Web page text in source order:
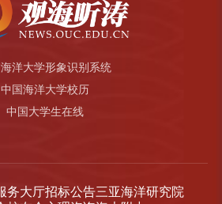
洋大学形象识别系统
中国海洋大学校历
中国大学生在线
务大厅招标公告三亚海洋研究院